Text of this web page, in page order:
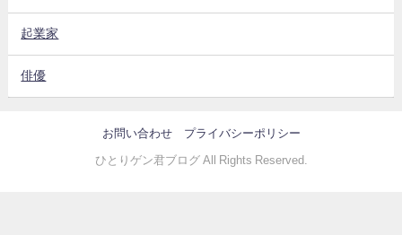
起業家
俳優
お問い合わせ プライバシーポリシー
ひとりゲン君ブログ All Rights Reserved.